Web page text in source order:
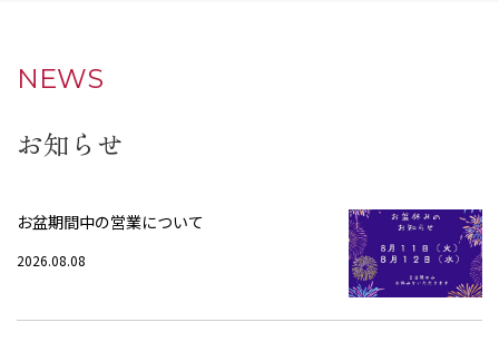
NEWS
お知らせ
お盆期間中の営業について
2026.08.08